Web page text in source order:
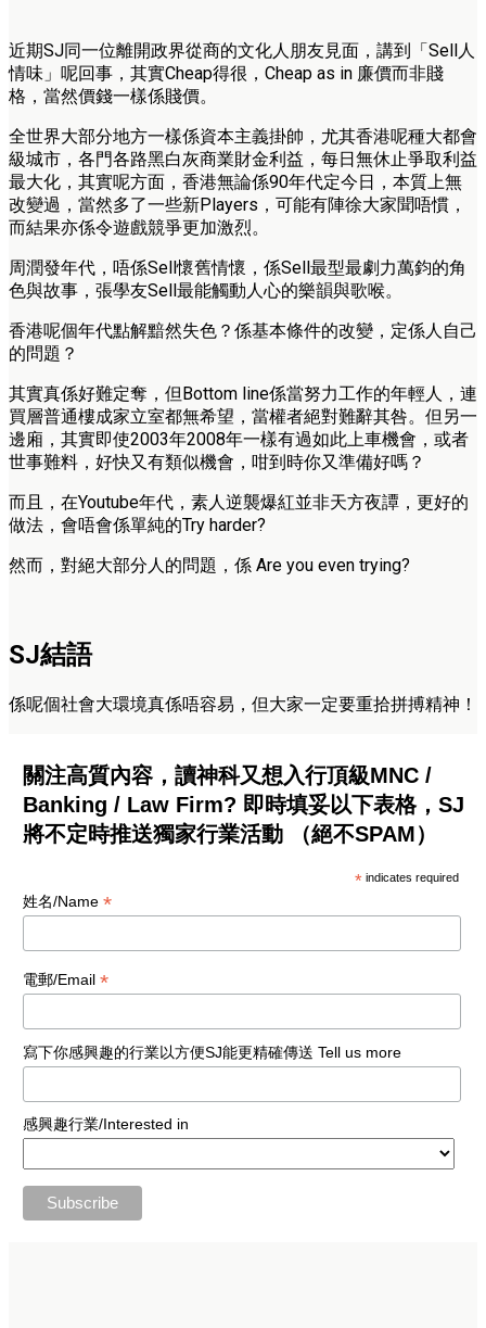
近期SJ同一位離開政界從商的文化人朋友見面，講到「Sell人
情味」呢回事，其實Cheap得很，Cheap as in 廉價而非賤
格，當然價錢一樣係賤價。
全世界大部分地方一樣係資本主義掛帥，尤其香港呢種大都會
級城市，各門各路黑白灰商業財金利益，每日無休止爭取利益
最大化，其實呢方面，香港無論係90年代定今日，本質上無
改變過，當然多了一些新Players，可能有陣徐大家聞唔慣，
而結果亦係令遊戲競爭更加激烈。
周潤發年代，唔係Sell懷舊情懷，係Sell最型最劇力萬鈞的角
色與故事，張學友Sell最能觸動人心的樂韻與歌喉。
香港呢個年代點解黯然失色？係基本條件的改變，定係人自己
的問題？
其實真係好難定奪，但Bottom line係當努力工作的年輕人，連
買層普通樓成家立室都無希望，當權者絕對難辭其咎。但另一
邊廂，其實即使2003年2008年一樣有過如此上車機會，或者
世事難料，好快又有類似機會，咁到時你又準備好嗎？
而且，在Youtube年代，素人逆襲爆紅並非天方夜譚，更好的
做法，會唔會係單純的Try harder?
然而，對絕大部分人的問題，係 Are you even trying?
SJ結語
係呢個社會大環境真係唔容易，但大家一定要重拾拼搏精神！
關注高質內容，讀神科又想入行頂級MNC /
Banking / Law Firm? 即時填妥以下表格，SJ
將不定時推送獨家行業活動 （絕不SPAM）
* indicates required
姓名/Name *
電郵/Email *
寫下你感興趣的行業以方便SJ能更精確傳送 Tell us more
感興趣行業/Interested in